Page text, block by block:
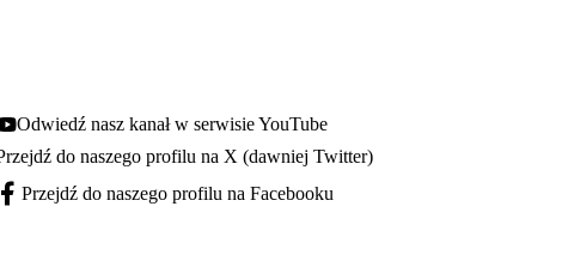
- otwiera się w nowej karcie
Odwiedź nasz kanał w serwisie YouTube
się w nowej karcie
do naszego profilu na X (dawniej Twitter)
Facebook - otwiera się w nowej karcie
Przejdź do naszego profilu na Facebooku